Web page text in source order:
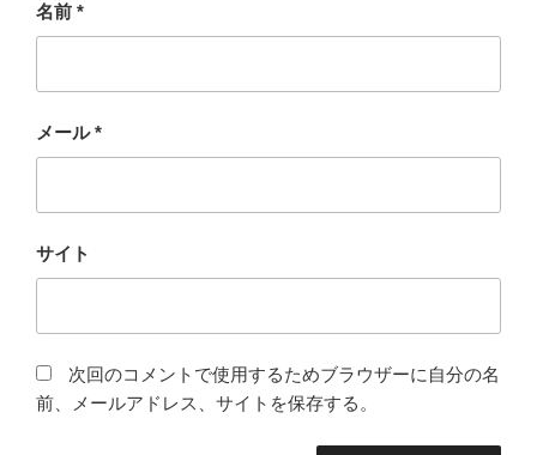
名前 *
メール*
サイト
次回のコメントで使用するためブラウザーに自分の名
前、メールアドレス、サイトを保存する。